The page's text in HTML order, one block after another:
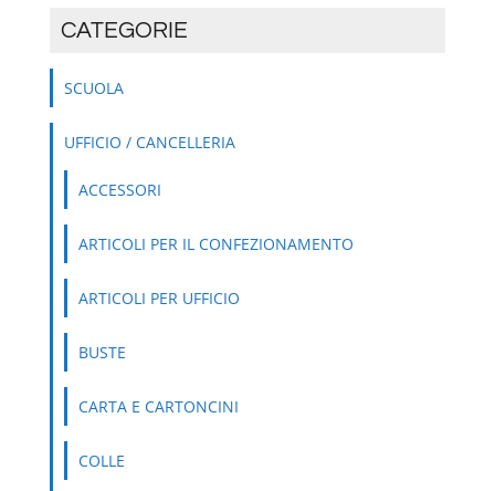
CATEGORIE
SCUOLA
UFFICIO / CANCELLERIA
ACCESSORI
ARTICOLI PER IL CONFEZIONAMENTO
ARTICOLI PER UFFICIO
BUSTE
CARTA E CARTONCINI
COLLE